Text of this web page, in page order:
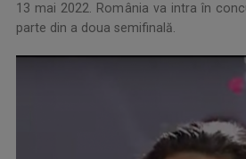
13 mai 2022. România va intra în
parte din a doua semifinală.